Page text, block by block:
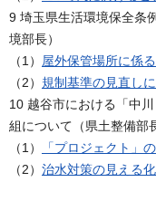
9 埼玉県生活環境保全条
境部長）
（1） 屋外保管場所に係
（2） 規制基準の見直し
10 越谷市における「中
組について（県土整備部
（1）
「プロジェクト」
（2） 治水対策の見える